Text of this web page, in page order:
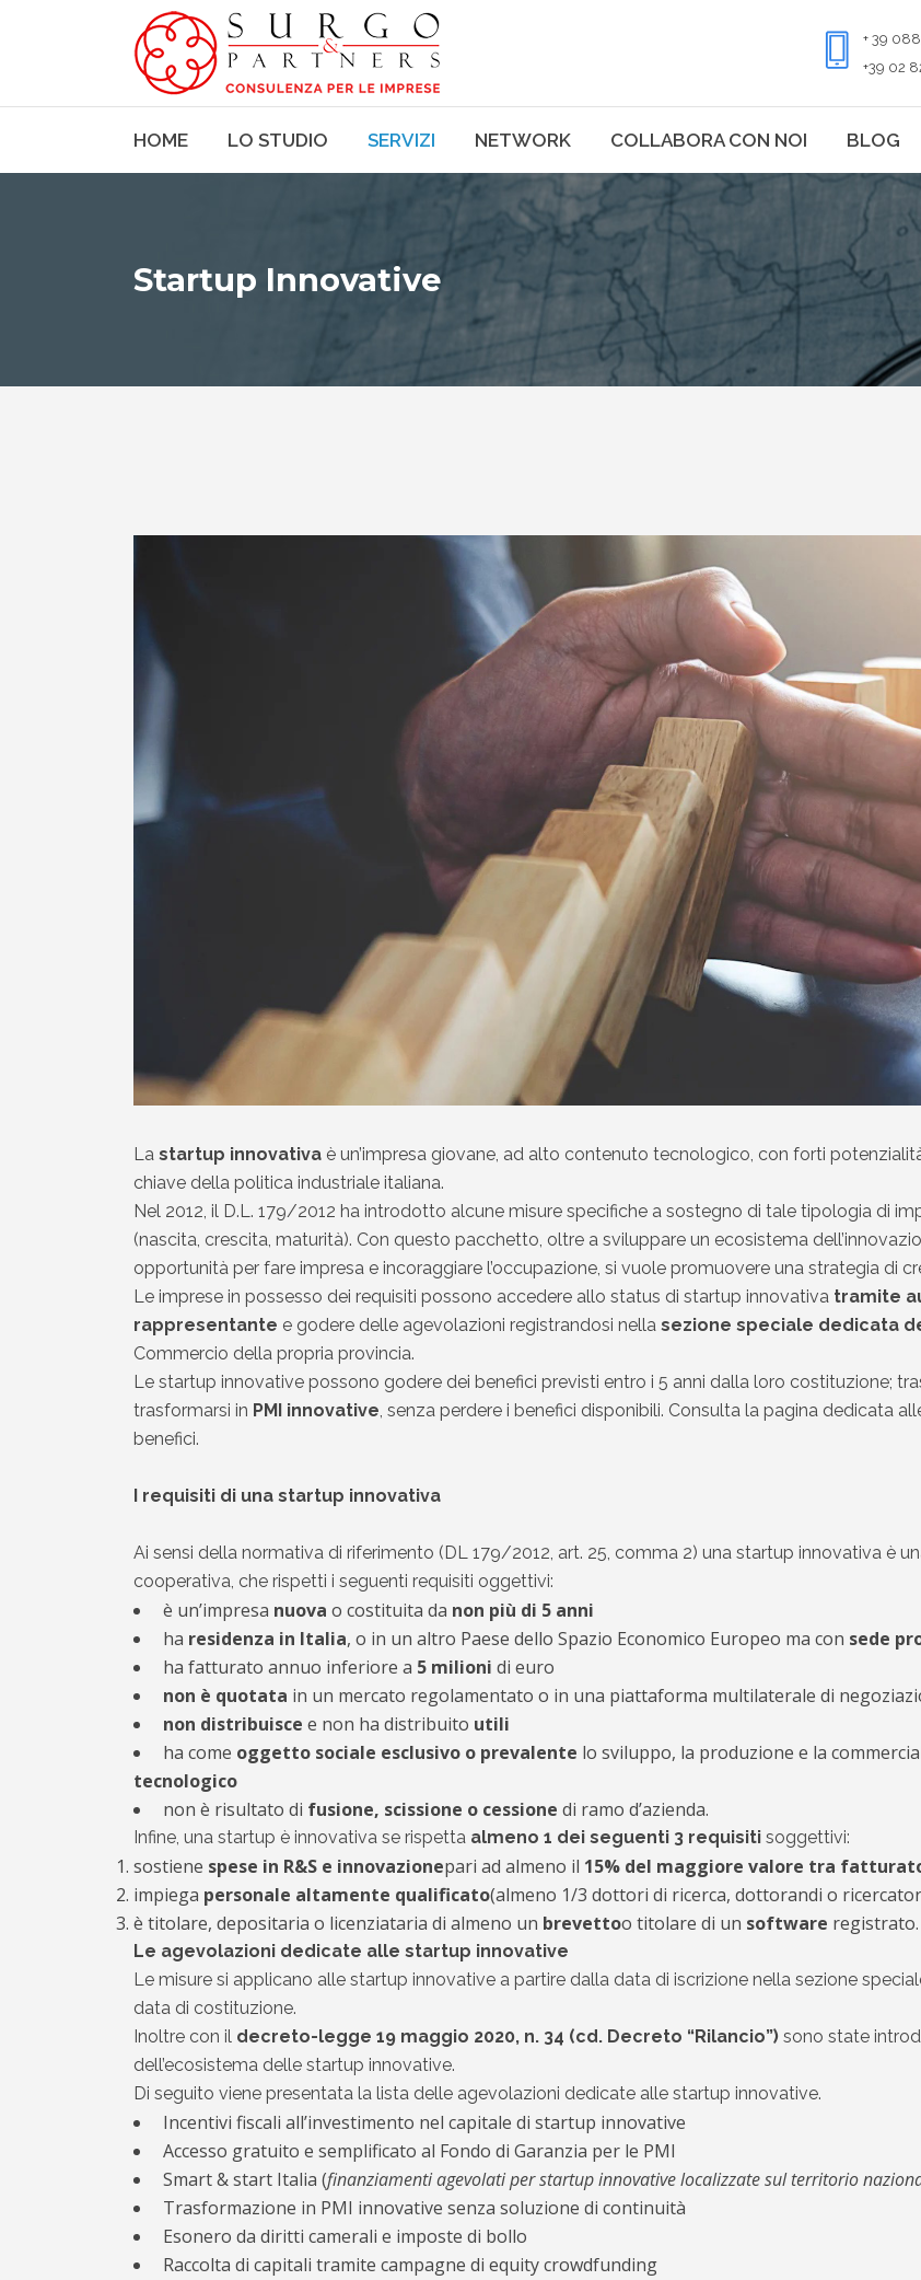
+ 39
+39 02
HOME LO STUDIO SERVIZI NETWORK COLLABORA CON NOI BLOG
Startup Innovative
La startup innovativa è un’impresa giovane, ad alto contenuto tecnologico, con forti
chiave della politica industriale italiana.
Nel 2012, il D.L. 179/2012 ha introdotto alcune misure specifiche a sostegno di tale tipologia di
(nascita, crescita, maturità). Con questo pacchetto, oltre a sviluppare un ecosistema
opportunità per fare impresa e incoraggiare l’occupazione, si vuole promuovere una strategia di
Le imprese in possesso dei requisiti possono accedere allo status di startup innovativa tramite
rappresentante e godere delle agevolazioni registrandosi nella sezione speciale dedicata
Commercio della propria provincia.
Le startup innovative possono godere dei benefici previsti entro i 5 anni dalla loro costituzione;
trasformarsi in PMI innovative, senza perdere i benefici disponibili. Consulta la pagina dedicata
benefici.
I requisiti di una startup innovativa
Ai sensi della normativa di riferimento (DL 179/2012, art. 25, comma 2) una startup innovativa è
cooperativa, che rispetti i seguenti requisiti oggettivi:
è un’impresa nuova o costituita da non più di 5 anni
ha residenza in Italia, o in un altro Paese dello Spazio Economico Europeo ma con sede
ha fatturato annuo inferiore a 5 milioni di euro
non è quotata in un mercato regolamentato o in una piattaforma multilaterale di
non distribuisce e non ha distribuito utili
ha come oggetto sociale esclusivo o prevalente lo sviluppo, la produzione e la
tecnologico
non è risultato di fusione, scissione o cessione di ramo d’azienda.
Infine, una startup è innovativa se rispetta almeno 1 dei seguenti 3 requisiti soggettivi:
sostiene spese in R&S e innovazionepari ad almeno il 15% del maggiore valore tra
impiega personale altamente qualificato(almeno 1/3 dottori di ricerca, dottorandi o
è titolare, depositaria o licenziataria di almeno un brevettoo titolare di un software registrato.
Le agevolazioni dedicate alle startup innovative
Le misure si applicano alle startup innovative a partire dalla data di iscrizione nella sezione
data di costituzione.
Inoltre con il decreto-legge 19 maggio 2020, n. 34 (cd. Decreto “Rilancio”) sono state
dell’ecosistema delle startup innovative.
Di seguito viene presentata la lista delle agevolazioni dedicate alle startup innovative.
Incentivi fiscali all’investimento nel capitale di startup innovative
Accesso gratuito e semplificato al Fondo di Garanzia per le PMI
Smart & start Italia (finanziamenti agevolati per startup innovative localizzate sul territorio
Trasformazione in PMI innovative senza soluzione di continuità
Esonero da diritti camerali e imposte di bollo
Raccolta di capitali tramite campagne di equity crowdfunding